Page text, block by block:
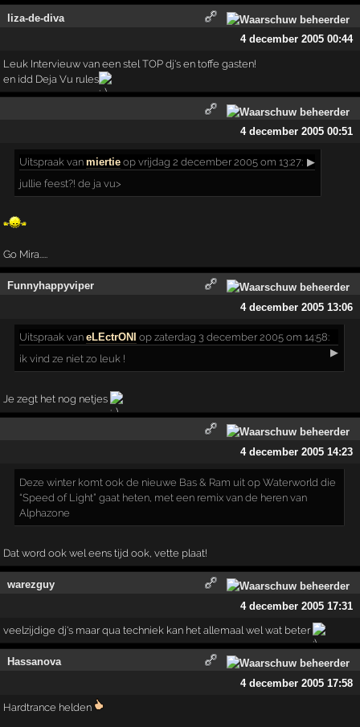
liza-de-diva
4 december 2005 00:44
Leuk Intervieuw van een stel TOP dj's en toffe gasten!
en idd Deja Vu rules
4 december 2005 00:51
Uitspraak vanmiertie op vrijdag 2 december 2005 om 13:27: ▶
jullie feest?! de ja vu>
Go Mira.....
Funnyhappyviper
4 december 2005 13:06
Uitspraak vaneLEctrONI op zaterdag 3 december 2005 om 14:58:
▶
ik vind ze niet zo leuk !
Je zegt het nog netjes
4 december 2005 14:23
Deze winter komt ook de nieuwe Bas & Ram uit op Waterworld die
“Speed of Light” gaat heten, met een remix van de heren van
Alphazone
Dat word ook wel eens tijd ook, vette plaat!
warezguy
4 december 2005 17:31
veelzijdige dj's maar qua techniek kan het allemaal wel wat beter
Hassanova
4 december 2005 17:58
Hardtrance helden